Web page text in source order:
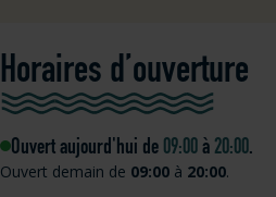
Horaires d’ouverture
Ouvert aujourd'hui de 09:00à 20:00.
Ouvert demain de 09:00à 20:00.